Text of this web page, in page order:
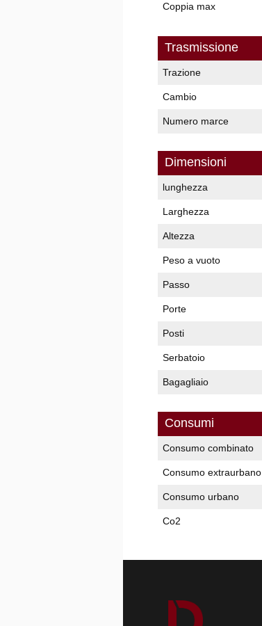
Coppia max
Trasmissione
Trazione
Cambio
Numero marce
Dimensioni
lunghezza
Larghezza
Altezza
Peso a vuoto
Passo
Porte
Posti
Serbatoio
Bagagliaio
Consumi
Consumo combinato
Consumo extraurbano
Consumo urbano
Co2